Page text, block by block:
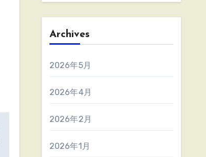
Archives
2026年5月
2026年4月
2026年2月
2026年1月